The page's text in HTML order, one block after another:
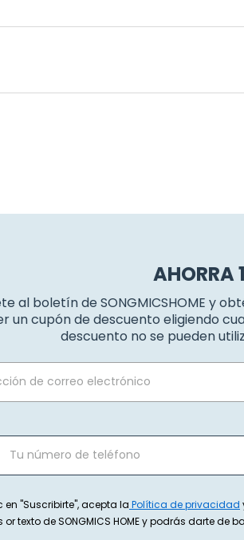
AHORRA
al boletín de SONGMICSHOME y
un cupón de descuento eligiendo
descuento no se pueden
en "Suscribirte", acepta la Política de privacidad
or texto de SONGMICS HOME y podrás darte de